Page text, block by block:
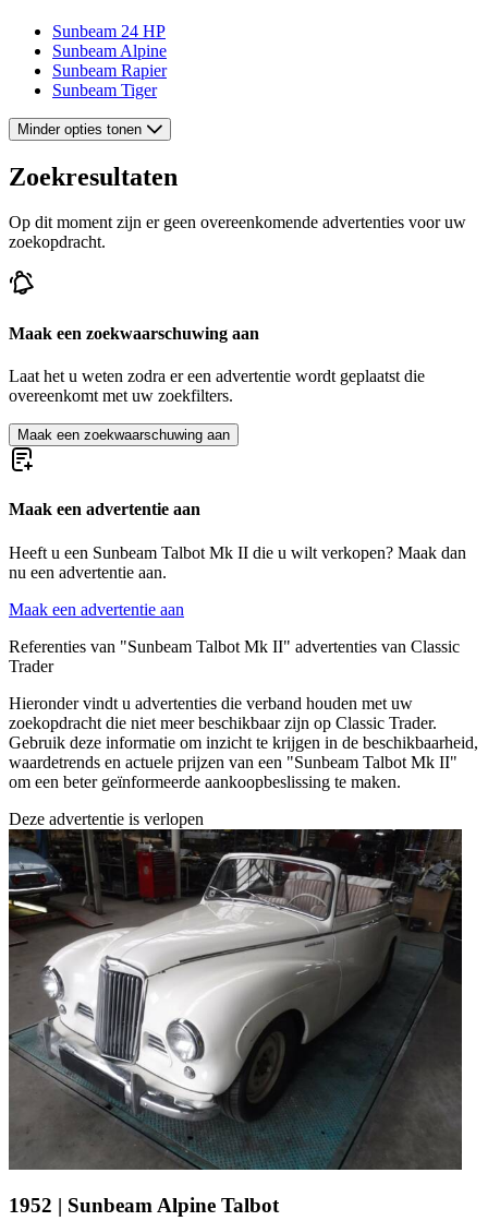
Sunbeam 24 HP
Sunbeam Alpine
Sunbeam Rapier
Sunbeam Tiger
Minder opties tonen
Zoekresultaten
Op dit moment zijn er geen overeenkomende advertenties voor uw
zoekopdracht.
Maak een zoekwaarschuwing aan
Laat het u weten zodra er een advertentie wordt geplaatst die
overeenkomt met uw zoekfilters.
Maak een zoekwaarschuwing aan
Maak een advertentie aan
Heeft u een Sunbeam Talbot Mk II die u wilt verkopen? Maak dan
nu een advertentie aan.
Maak een advertentie aan
Referenties van "Sunbeam Talbot Mk II" advertenties van Classic
Trader
Hieronder vindt u advertenties die verband houden met uw
zoekopdracht die niet meer beschikbaar zijn op Classic Trader.
Gebruik deze informatie om inzicht te krijgen in de beschikbaarheid,
waardetrends en actuele prijzen van een "Sunbeam Talbot Mk II"
om een beter geïnformeerde aankoopbeslissing te maken.
Deze advertentie is verlopen
1952 | Sunbeam Alpine Talbot